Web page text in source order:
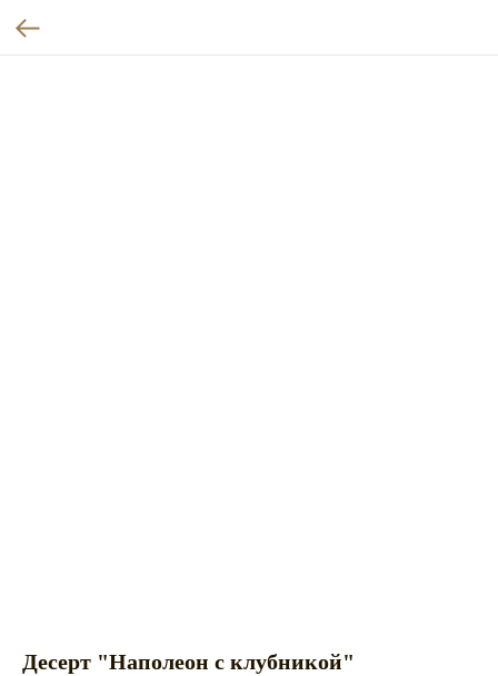
Десерт "Наполеон с клубникой"